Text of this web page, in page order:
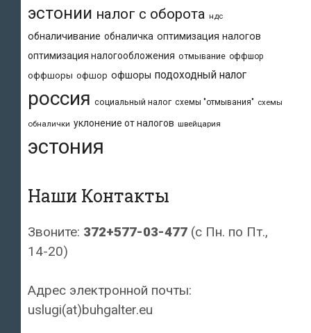
эстонии налог с оборота ндс
обналичивание обналичка оптимизация налогов
оптимизация налогообложения отмывание оффшор
оффшоры офшор офшоры подоходный налог
россия социальный налог схемы "отмывания" схемы
обналички уклонение от налогов швейцария
эстония
Наши Контакты
Звоните: 372+577-03-477 (с Пн. по Пт.,
14-20)
Адрес электронной почты:
uslugi(at)buhgalter.eu